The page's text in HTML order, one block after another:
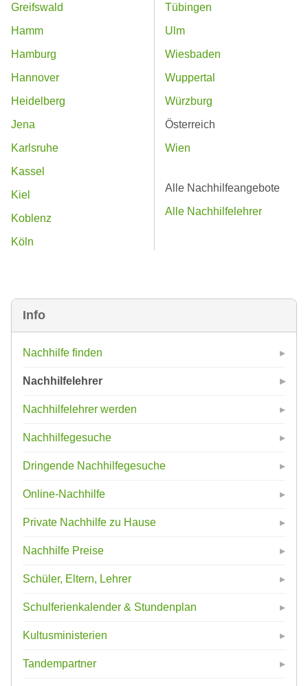
Info
Nachhilfe finden
Nachhilfelehrer
Nachhilfelehrer werden
Nachhilfegesuche
Dringende Nachhilfegesuche
Online-Nachhilfe
Private Nachhilfe zu Hause
Nachhilfe Preise
Schüler, Eltern, Lehrer
Schulferienkalender & Stundenplan
Kultusministerien
Tandempartner
Greifswald
Hamm
Hamburg
Hannover
Heidelberg
Jena
Karlsruhe
Kassel
Kiel
Koblenz
Köln
Tübingen
Ulm
Wiesbaden
Wuppertal
Würzburg
Österreich
Wien
Alle Nachhilfeangebote
Alle Nachhilfelehrer